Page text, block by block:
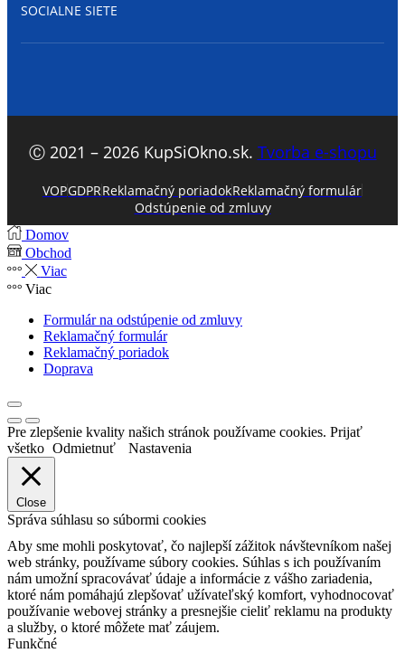
SOCIALNE SIETE
Ⓒ 2021 – 2026 KupSiOkno.sk. Tvorba e-shopu
VOPGDPRReklamačný poriadokReklamačný formulár
Odstúpenie od zmluvy
Domov
Obchod
Viac
Viac
Formulár na odstúpenie od zmluvy
Reklamačný formulár
Reklamačný poriadok
Doprava
Pre zlepšenie kvality našich stránok používame cookies. Prijať
všetko Odmietnuť Nastavenia
Close
Správa súhlasu so súbormi cookies
Aby sme mohli poskytovať, čo najlepší zážitok návštevníkom našej
web stránky, používame súbory cookies. Súhlas s ich používaním
nám umožní spracovávať údaje a informácie z vášho zariadenia,
ktoré nám pomáhajú zlepšovať užívateľský komfort, vyhodnocovať
používanie webovej stránky a presnejšie cieliť reklamu na produkty
a služby, o ktoré môžete mať záujem.
Funkčné